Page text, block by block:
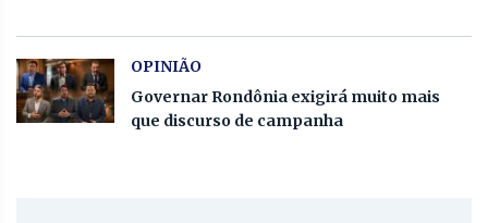
OPINIÃO
Governar Rondônia exigirá muito mais
que discurso de campanha